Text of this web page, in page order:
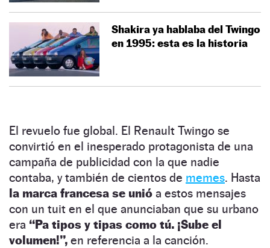
Shakira ya hablaba del Twingo
en 1995: esta es la historia
El revuelo fue global. El Renault Twingo se
convirtió en el inesperado protagonista de una
campaña de publicidad con la que nadie
contaba, y también de cientos de memes. Hasta
la marca francesa se unió a estos mensajes
con un tuit en el que anunciaban que su urbano
era “Pa tipos y tipas como tú. ¡Sube el
volumen!”, en referencia a la canción.